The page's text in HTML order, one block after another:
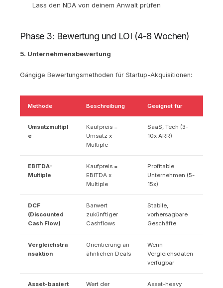
Lass den NDA von deinem Anwalt prüfen
Phase 3: Bewertung und LOI (4-8 Wochen)
5. Unternehmensbewertung
Gängige Bewertungsmethoden für Startup-Akquisitionen:
Methode Beschreibung Geeignet für
Umsatzmultipl
e
Kaufpreis =
Umsatz x
Multiple
SaaS, Tech (3-
10x ARR)
EBITDA-
Multiple
Kaufpreis =
EBITDA x
Multiple
Profitable
Unternehmen (5-
15x)
DCF
(Discounted
Cash Flow)
Barwert
zukünftiger
Cashflows
Stabile,
vorhersagbare
Geschäfte
Vergleichstra
nsaktion
Orientierung an
ähnlichen Deals
Wenn
Vergleichsdaten
verfügbar
Asset-basiert
Wert der
Asset-heavy